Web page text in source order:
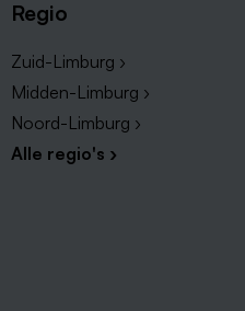
Regio
Zuid-Limburg ›
Midden-Limburg ›
Noord-Limburg ›
Alle regio's ›